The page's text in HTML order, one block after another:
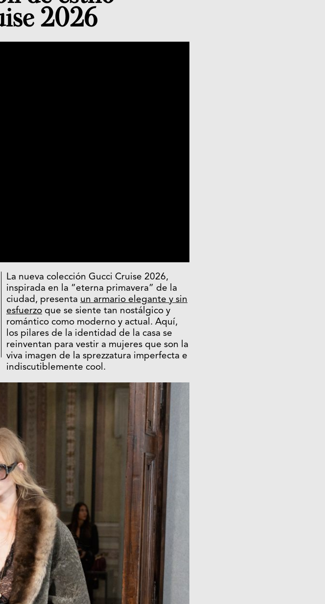
2026
La nueva colección Gucci Cruise 2026,
inspirada en la “eterna primavera” de la
ciudad, presenta un armario elegante y sin
esfuerzo que se siente tan nostálgico y
romántico como moderno y actual. Aquí,
los pilares de la identidad de la casa se
reinventan para vestir a mujeres que son la
viva imagen de la sprezzatura imperfecta e
indiscutiblemente cool.